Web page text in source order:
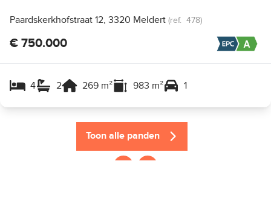
Paardskerkhofstraat 12, 3320 Meldert (ref. 478)
€ 750.000
4 2 269 m² 983 m² 1
Toon alle panden